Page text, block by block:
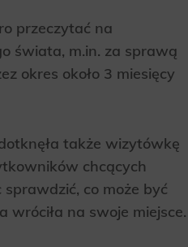
przeczytać na
świata, m.in. za sprawą
okres około 3 miesięcy
także wizytówkę
chcących
co może być
wróciła na swoje miejsce.